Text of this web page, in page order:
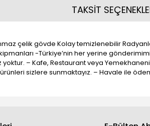
çelik gövde Kolay temizlenebilir
-Türkiye’nin her yerine
– Kafe, Restaurant veya
sizlere sunmaktayız. – Havale ile
TAKSİT